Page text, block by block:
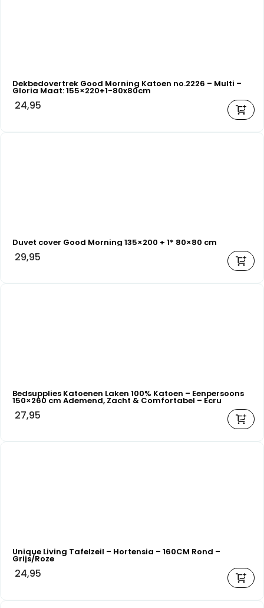
Dekbedovertrek Good Morning Katoen no.2226 – Multi –
Gloria Maat: 155×220+1-80x80cm
24,95
Duvet cover Good Morning 135×200 + 1* 80×80 cm
29,95
Bedsupplies Katoenen Laken 100% Katoen – Eenpersoons
150×260 cm Ademend, Zacht & Comfortabel – Ecru
27,95
Unique Living Tafelzeil – Hortensia – 160CM Rond –
Grijs/Roze
24,95